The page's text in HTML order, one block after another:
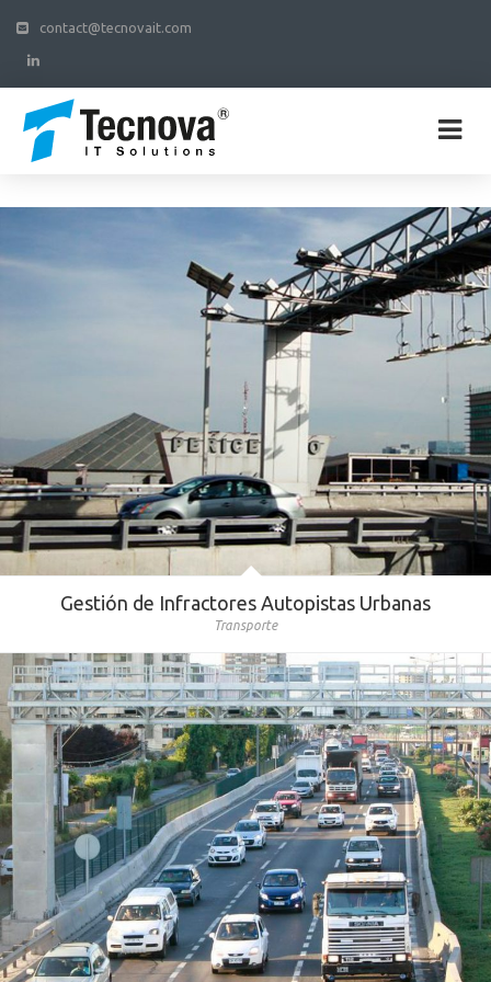
contact@tecnovait.com
Gestión de Infractores Autopistas Urbanas
Transporte